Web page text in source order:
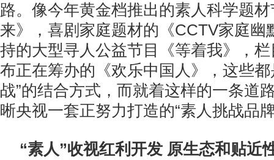
路。像今年黄金档推出的素人科学题
来》，喜剧家庭题材的《CCTV家庭幽
持的大型寻人公益节目《等着我》，
布正在筹办的《欢乐中国人》，这些
战”的结合方式，而就着这样的一条道
晰央视一套正努力打造的“素人挑战品
“素人”收视红利开发 原生态和贴近